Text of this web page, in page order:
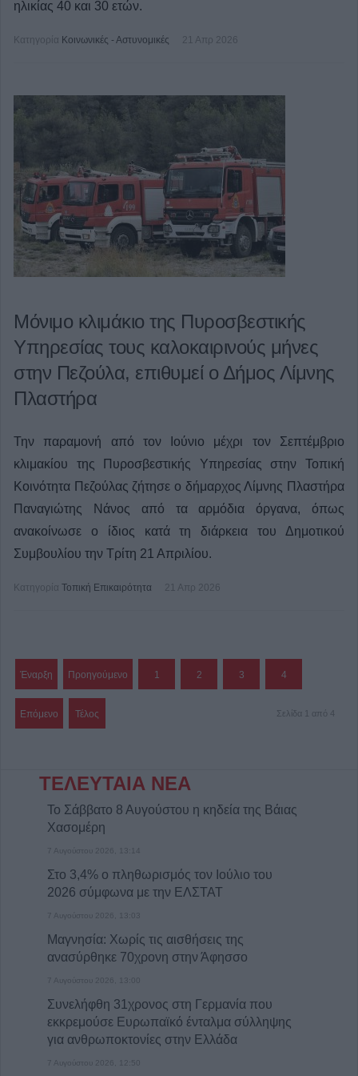
ηλικίας 40 και 30 ετών.
Κατηγορία Κοινωνικές - Αστυνομικές 21 Απρ 2026
Μόνιμο κλιμάκιο της Πυροσβεστικής
Υπηρεσίας τους καλοκαιρινούς μήνες
στην Πεζούλα, επιθυμεί ο Δήμος Λίμνης
Πλαστήρα
Την παραμονή από τον Ιούνιο μέχρι τον Σεπτέμβριο
κλιμακίου της Πυροσβεστικής Υπηρεσίας στην Τοπική
Κοινότητα Πεζούλας ζήτησε ο δήμαρχος Λίμνης Πλαστήρα
Παναγιώτης Νάνος από τα αρμόδια όργανα, όπως
ανακοίνωσε ο ίδιος κατά τη διάρκεια του Δημοτικού
Συμβουλίου την Τρίτη 21 Απριλίου.
Κατηγορία Τοπική Επικαιρότητα 21 Απρ 2026
Έναρξη Προηγούμενο 1 2 3 4
Επόμενο Τέλος Σελίδα 1 από 4
ΤΕΛΕΥΤΑΙΑ ΝΕΑ
Το Σάββατο 8 Αυγούστου η κηδεία της Βάιας
Χασομέρη
7 Αυγούστου 2026, 13:14
Στο 3,4% ο πληθωρισμός τον Ιούλιο του
2026 σύμφωνα με την ΕΛΣΤΑΤ
7 Αυγούστου 2026, 13:03
Μαγνησία: Χωρίς τις αισθήσεις της
ανασύρθηκε 70χρονη στην Άφησσο
7 Αυγούστου 2026, 13:00
Συνελήφθη 31χρονος στη Γερμανία που
εκκρεμούσε Ευρωπαϊκό ένταλμα σύλληψης
για ανθρωποκτονίες στην Ελλάδα
7 Αυγούστου 2026, 12:50